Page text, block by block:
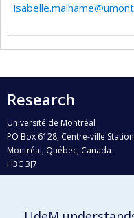
Research
Université de Montréal
PO Box 6128, Centre-ville Station
Montréal, Québec, Canada
H3C 3J7